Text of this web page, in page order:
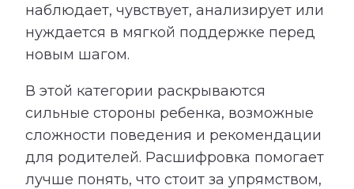
наблюдает, чувствует, анализирует или
нуждается в мягкой поддержке перед
новым шагом.
В этой категории раскрываются
сильные стороны ребенка, возможные
сложности поведения и рекомендации
для родителей. Расшифровка помогает
лучше понять, что стоит за упрямством,